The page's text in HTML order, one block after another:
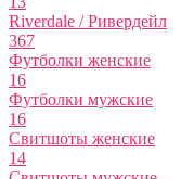
Riverdale / Ривердейл
367
Футболки женские
16
Футболки мужские
16
Свитшоты женские
14